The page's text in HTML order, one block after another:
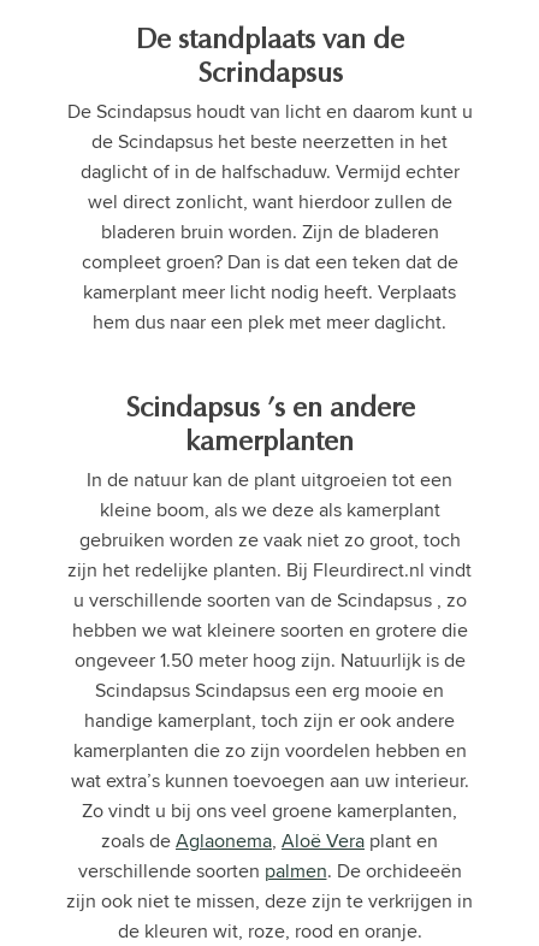
De standplaats van de
Scrindapsus
De Scindapsus houdt van licht en daarom kunt u
de Scindapsus het beste neerzetten in het
daglicht of in de halfschaduw. Vermijd echter
wel direct zonlicht, want hierdoor zullen de
bladeren bruin worden. Zijn de bladeren
compleet groen? Dan is dat een teken dat de
kamerplant meer licht nodig heeft. Verplaats
hem dus naar een plek met meer daglicht.
Scindapsus ’s en andere
kamerplanten
In de natuur kan de plant uitgroeien tot een
kleine boom, als we deze als kamerplant
gebruiken worden ze vaak niet zo groot, toch
zijn het redelijke planten. Bij Fleurdirect.nl vindt
u verschillende soorten van de Scindapsus , zo
hebben we wat kleinere soorten en grotere die
ongeveer 1.50 meter hoog zijn. Natuurlijk is de
Scindapsus Scindapsus een erg mooie en
handige kamerplant, toch zijn er ook andere
kamerplanten die zo zijn voordelen hebben en
wat extra’s kunnen toevoegen aan uw interieur.
Zo vindt u bij ons veel groene kamerplanten,
zoals deAglaonema, Aloë Vera plant en
verschillende soorten palmen. De orchideeën
zijn ook niet te missen, deze zijn te verkrijgen in
de kleuren wit, roze, rood en oranje.